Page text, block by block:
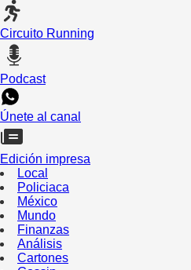
Circuito Running
Podcast
Únete al canal
Edición impresa
Local
Policiaca
México
Mundo
Finanzas
Análisis
Cartones